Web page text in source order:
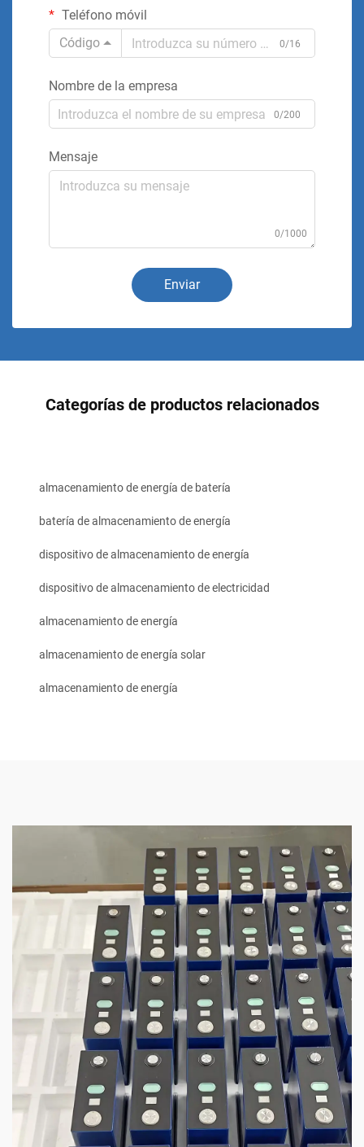
Teléfono móvil
Código
0/16
Nombre de la empresa
0/200
Mensaje
0/1000
Enviar
Categorías de productos relacionados
almacenamiento de energía de batería
batería de almacenamiento de energía
dispositivo de almacenamiento de energía
dispositivo de almacenamiento de electricidad
almacenamiento de energía
almacenamiento de energía solar
almacenamiento de energía